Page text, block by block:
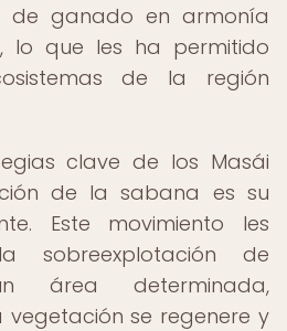
de ganado en armonía
lo que les ha permitido
de la región
clave de los Masái
de la sabana es su
Este movimiento les
sobreexplotación de
área determinada,
se regenere y